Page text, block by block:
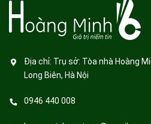
Địa chỉ: Trụ sở: Tòa nhà Hoàng
Long Biên, Hà Nội
0946 440 008